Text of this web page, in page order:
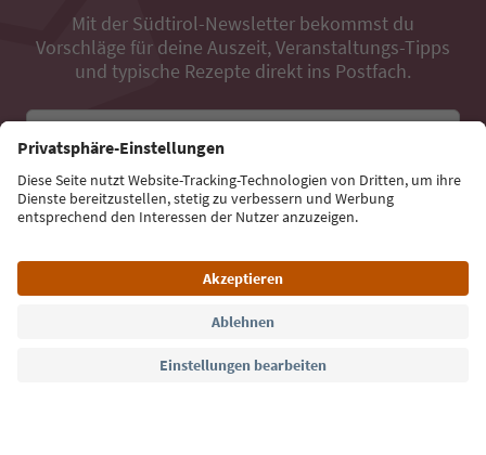
Mit der Südtirol-Newsletter bekommst du
Vorschläge für deine Auszeit, Veranstaltungs-Tipps
und typische Rezepte direkt ins Postfach.
Jetzt anmelden